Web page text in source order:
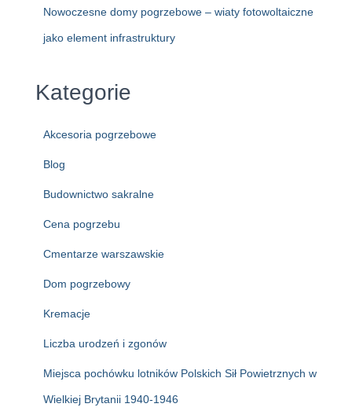
Nowoczesne domy pogrzebowe – wiaty fotowoltaiczne
jako element infrastruktury
Kategorie
Akcesoria pogrzebowe
Blog
Budownictwo sakralne
Cena pogrzebu
Cmentarze warszawskie
Dom pogrzebowy
Kremacje
Liczba urodzeń i zgonów
Miejsca pochówku lotników Polskich Sił Powietrznych w
Wielkiej Brytanii 1940-1946